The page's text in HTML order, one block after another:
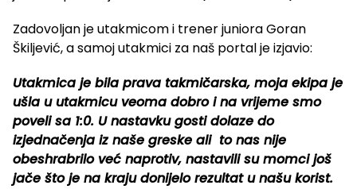
Zadovoljan je utakmicom i trener juniora Goran
Škiljević, a samoj utakmici za naš portal je izjavio:
Utakmica je bila prava takmičarska, moja ekipa je
ušla u utakmicu veoma dobro i na vrijeme smo
poveli sa 1:0. U nastavku gosti dolaze do
izjednačenja iz naše greske ali to nas nije
obeshrabrilo već naprotiv, nastavili su momci još
jače što je na kraju donijelo rezultat u našu korist.